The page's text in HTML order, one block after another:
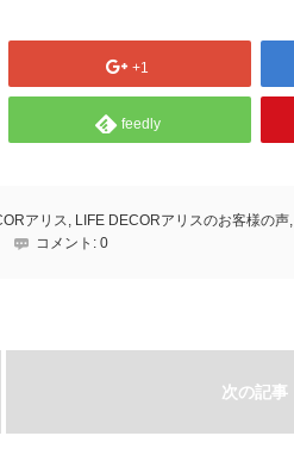
+1
feedly
アリス, LIFE DECORアリスのお客様の声,
コメント: 0
次の記事